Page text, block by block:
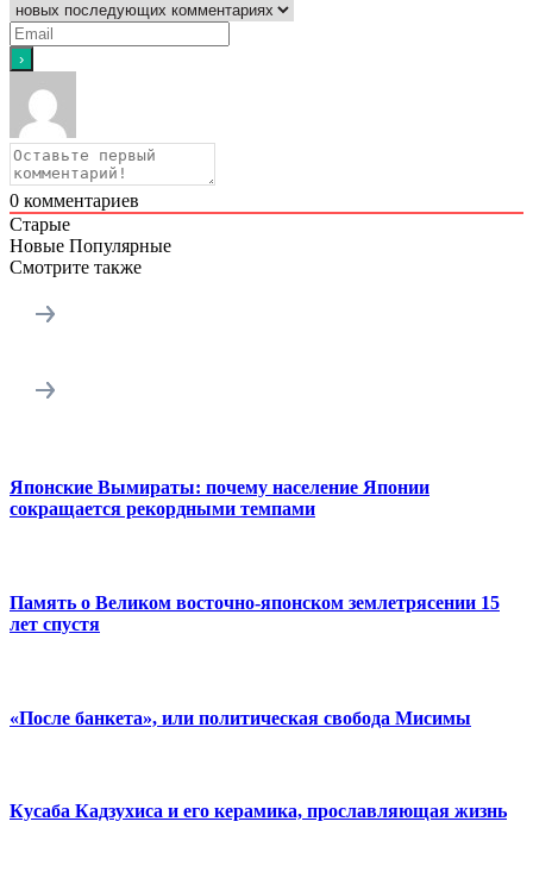
0 комментариев
Старые
Новые Популярные
Смотрите также
Японские Вымираты: почему население Японии
сокращается рекордными темпами
Память о Великом восточно-японском землетрясении 15
лет спустя
«После банкета», или политическая свобода Мисимы
Кусаба Кадзухиса и его керамика, прославляющая жизнь